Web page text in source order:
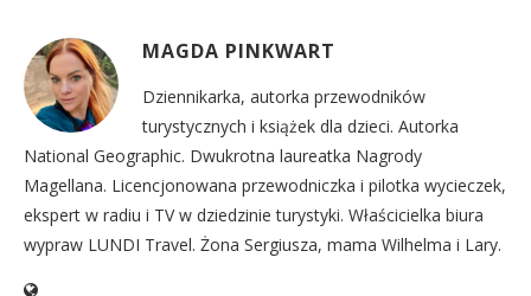
MAGDA PINKWART
Dziennikarka, autorka przewodników
turystycznych i książek dla dzieci. Autorka
National Geographic. Dwukrotna laureatka Nagrody
Magellana. Licencjonowana przewodniczka i pilotka wycieczek,
ekspert w radiu i TV w dziedzinie turystyki. Właścicielka biura
wypraw LUNDI Travel. Żona Sergiusza, mama Wilhelma i Lary.